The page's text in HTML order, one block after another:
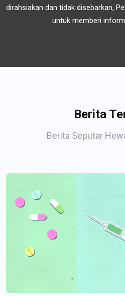
dirahsiakan dan tidak disebarkan,
untuk memberi
Berita
Berita Seputar